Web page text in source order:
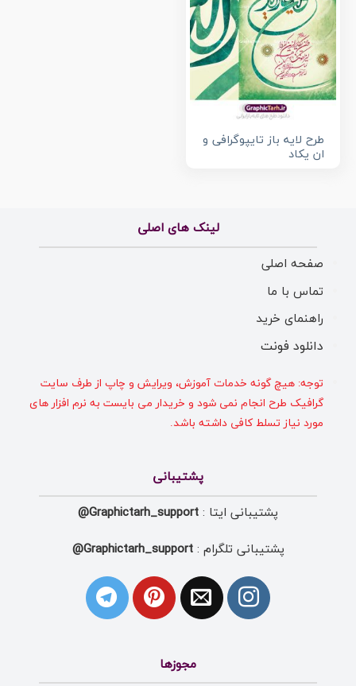
طرح لایه باز تایپوگرافی و
ان یکاد
لینک های اصلی
صفحه اصلی
تماس با ما
راهنمای خرید
دانلود فونت
توجه: هیچ گونه خدمات آموزش، ویرایش و چاپ از طرف سایت
گرافیک طرح انجام نمی شود و خریدار می بایست به نرم افزار های
مورد نیاز تسلط کافی داشته باشد.
پشتیبانی
پشتیبانی ایتا : Graphictarh_support@
پشتیبانی تلگرام :Graphictarh_support@
مجوزها